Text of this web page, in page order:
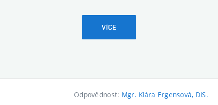
VÍCE
Odpovědnost: Mgr. Klára Ergensová, DiS.